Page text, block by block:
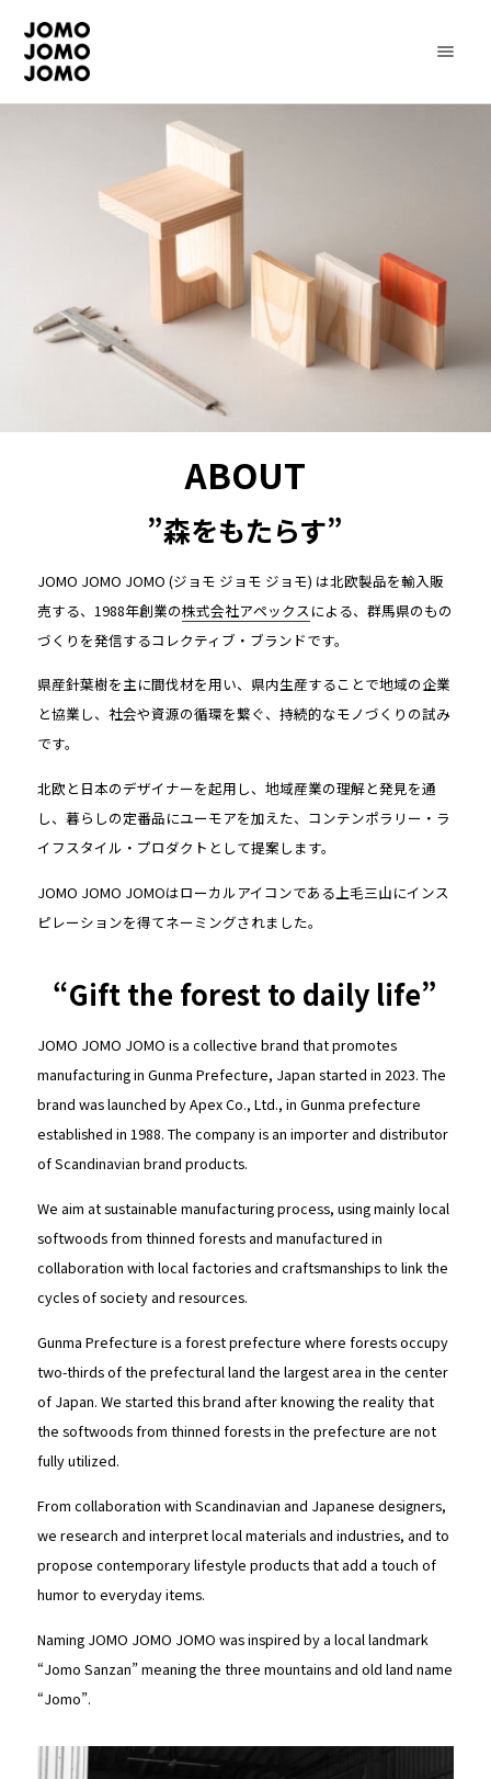
ABOUT
”森をもたらす”
JOMO JOMO JOMO (ジョモ ジョモ ジョモ) は北欧製品を輸入販
売する、1988年創業の株式会社アペックス による、群馬県のもの
づくりを発信するコレクティブ・ブランドです。
県産針葉樹を主に間伐材を用い、県内生産することで地域の企業
と協業し、社会や資源の循環を繋ぐ、持続的なモノづくりの試み
です。
北欧と日本のデザイナーを起用し、地域産業の理解と発見を通
し、暮らしの定番品にユーモアを加えた、コンテンポラリー・ラ
イフスタイル・プロダクトとして提案します。
JOMO JOMO JOMOはローカルアイコンである上毛三山にインス
ピレーションを得てネーミングされました。
“Gift the forest to daily life”
JOMO JOMO JOMO is a collective brand that promotes
manufacturing in Gunma Prefecture, Japan started in 2023. The
brand was launched by Apex Co., Ltd., in Gunma prefecture
established in 1988. The company is an importer and distributor
of Scandinavian brand products.
We aim at sustainable manufacturing process, using mainly local
softwoods from thinned forests and manufactured in
collaboration with local factories and craftsmanships to link the
cycles of society and resources.
Gunma Prefecture is a forest prefecture where forests occupy
two-thirds of the prefectural land the largest area in the center
of Japan. We started this brand after knowing the reality that
the softwoods from thinned forests in the prefecture are not
fully utilized.
From collaboration with Scandinavian and Japanese designers,
we research and interpret local materials and industries, and to
propose contemporary lifestyle products that add a touch of
humor to everyday items.
Naming JOMO JOMO JOMO was inspired by a local landmark
“Jomo Sanzan” meaning the three mountains and old land name
“Jomo”.